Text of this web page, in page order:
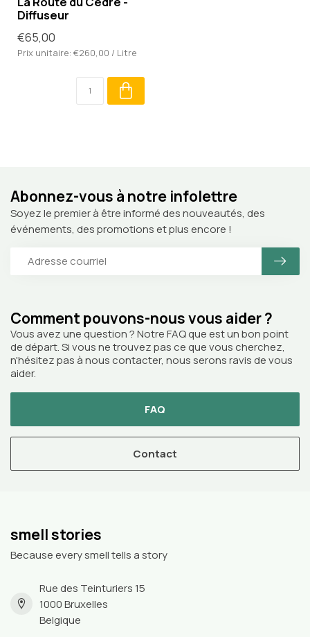
Diffuseur
€65,00
Prix unitaire: €260,00 / Litre
Comment pouvons-nous vous aider ?
Vous avez une question ? Notre FAQ que est un bon point
de départ. Si vous ne trouvez pas ce que vous cherchez,
n'hésitez pas à nous contacter, nous serons ravis de vous
aider.
FAQ
Contact
Abonnez-vous à notre infolettre
Soyez le premier à être informé des nouveautés, des
événements, des promotions et plus encore !
smell stories
Because every smell tells a story
Rue des Teinturiers 15
1000 Bruxelles
Belgique